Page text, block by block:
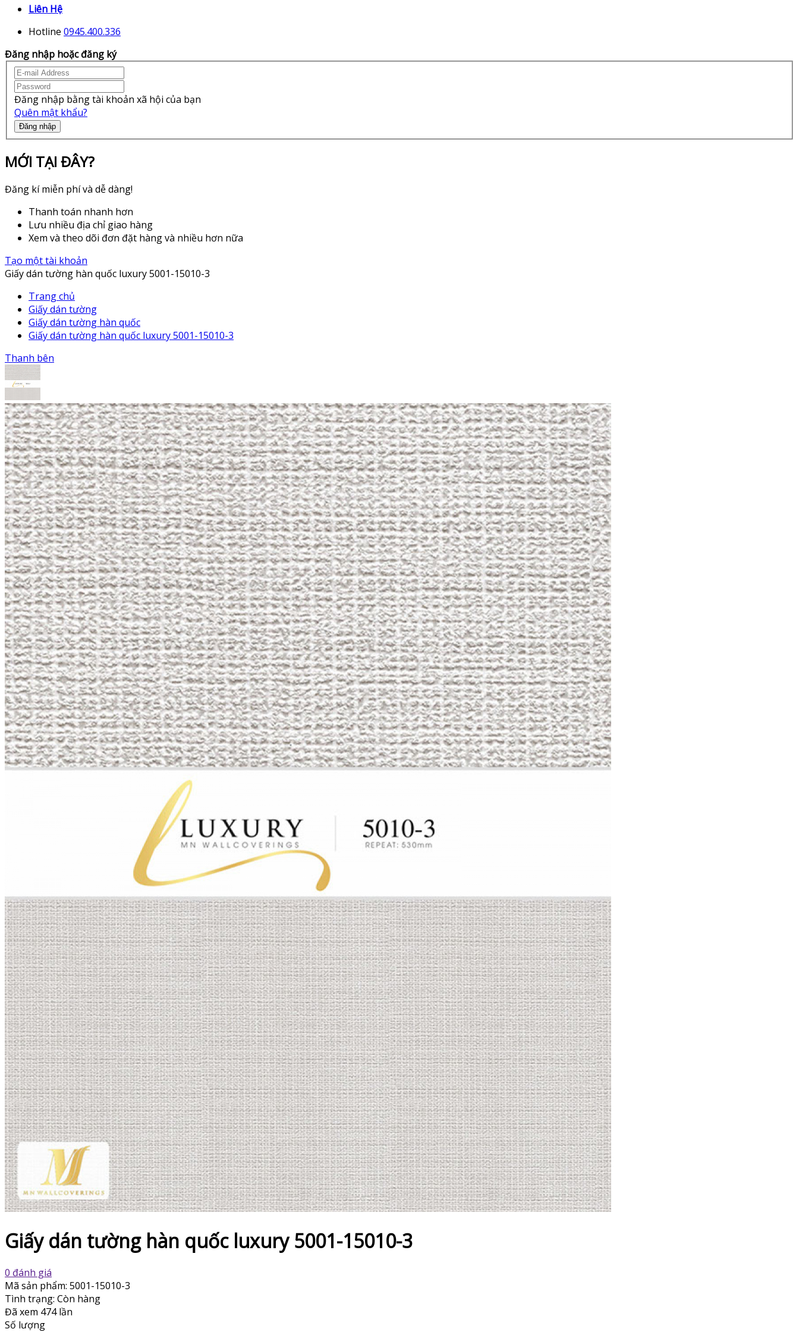
Liên Hệ
Hotline 0945.400.336
Đăng nhập hoặc đăng ký
Đăng nhập bằng tài khoản xã hội của bạn
Quên mật khẩu?
Đăng nhập
MỚI TẠI ĐÂY?
Đăng kí miễn phí và dễ dàng!
Thanh toán nhanh hơn
Lưu nhiều địa chỉ giao hàng
Xem và theo dõi đơn đặt hàng và nhiều hơn nữa
Tạo một tài khoản
Giấy dán tường hàn quốc luxury 5001-15010-3
Trang chủ
Giấy dán tường
Giấy dán tường hàn quốc
Giấy dán tường hàn quốc luxury 5001-15010-3
Thanh bên
Giấy dán tường hàn quốc luxury 5001-15010-3
0 đánh giá
Mã sản phẩm: 5001-15010-3
Tình trạng: Còn hàng
Đã xem 474 lần
Số lượng